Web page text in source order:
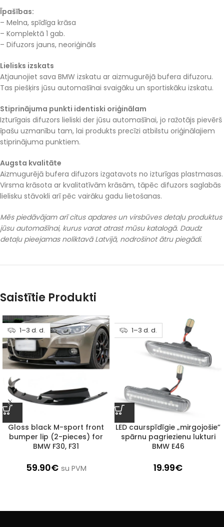
Īpašības:
– Melna, spīdīga krāsa
– Komplektā 1 gab.
– Difuzors jauns, neoriģināls
Lielisks izskats
Atjaunojiet sava BMW izskatu ar aizmugurējā bufera difuzoru.
Tas piešķirs jūsu automašīnai svaigāku un sportiskāku izskatu.
Stiprinājuma punkti identiski oriģinālam
Izturīgais difuzors lieliski der jūsu automašīnai, jo ražotājs pievērš
īpašu uzmanību tam, lai produkts precīzi atbilstu oriģinālajiem
stiprinājuma punktiem.
Augsta kvalitāte
Aizmugurējā bufera difuzors izgatavots no izturīgas plastmasas.
Virsma krāsota ar kvalitatīvām krāsām, tāpēc difuzors saglabās
lielisku stāvokli arī pēc vairāku gadu lietošanas.
Mēs piedāvājam arī citus apdares un virsbūves detaļu produktus
jūsu automašīnai, kurus varat atrast mūsu katalogā. Daudz
detaļu pieejamas noliktavā Latvijā, nodrošinot ātru piegādi.
Saistītie Produkti
1–3 d. d.
Gloss black M-sport front
bumper lip (2-pieces) for
BMW F30, F31
59.90€ su PVM
1–3 d. d.
LED caurspīdīgie „mirgojošie”
spārnu pagriezienu lukturi
BMW E46
19.99€